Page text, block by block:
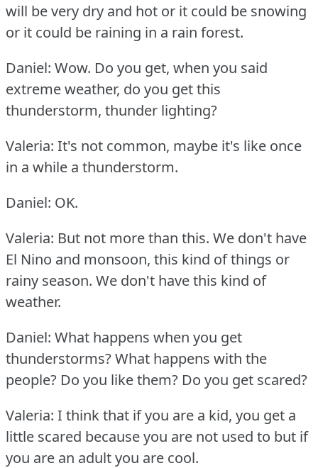
will be very dry and hot or it could be snowing
or it could be raining in a rain forest.
Daniel: Wow. Do you get, when you said
extreme weather, do you get this
thunderstorm, thunder lighting?
Valeria: It's not common, maybe it's like once
in a while a thunderstorm.
Daniel: OK.
Valeria: But not more than this. We don't have
El Nino and monsoon, this kind of things or
rainy season. We don't have this kind of
weather.
Daniel: What happens when you get
thunderstorms?What happens with the
people? Do you like them? Do you get scared?
Valeria: I think that if you are a kid, you get a
little scared because you are not used to but if
you are an adult you are cool.